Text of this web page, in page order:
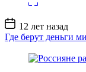
Дата
записи
12 лет назад
Где берут деньги